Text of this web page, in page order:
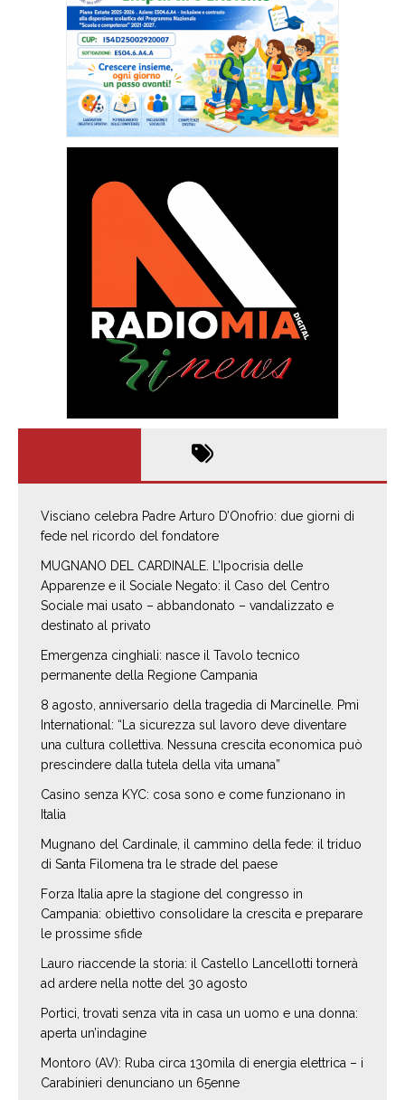
Visciano celebra Padre Arturo D’Onofrio: due giorni di
fede nel ricordo del fondatore
MUGNANO DEL CARDINALE. L’Ipocrisia delle
Apparenze e il Sociale Negato: il Caso del Centro
Sociale mai usato – abbandonato – vandalizzato e
destinato al privato
Emergenza cinghiali: nasce il Tavolo tecnico
permanente della Regione Campania
8 agosto, anniversario della tragedia di Marcinelle. Pmi
International: “La sicurezza sul lavoro deve diventare
una cultura collettiva. Nessuna crescita economica può
prescindere dalla tutela della vita umana”
Casino senza KYC: cosa sono e come funzionano in
Italia
Mugnano del Cardinale, il cammino della fede: il triduo
di Santa Filomena tra le strade del paese
Forza Italia apre la stagione del congresso in
Campania: obiettivo consolidare la crescita e preparare
le prossime sfide
Lauro riaccende la storia: il Castello Lancellotti tornerà
ad ardere nella notte del 30 agosto
Portici, trovati senza vita in casa un uomo e una donna:
aperta un’indagine
Montoro (AV): Ruba circa 130mila di energia elettrica – i
Carabinieri denunciano un 65enne